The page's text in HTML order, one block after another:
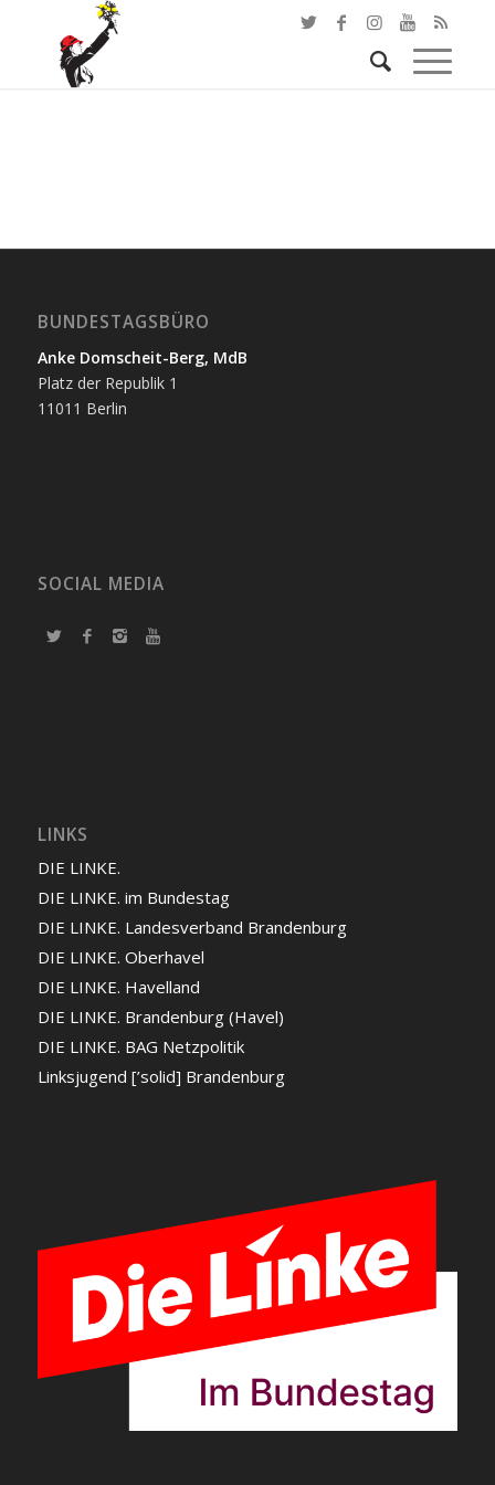
BUNDESTAGSBÜRO
Anke Domscheit-Berg, MdB
Platz der Republik 1
11011 Berlin
SOCIAL MEDIA
LINKS
DIE LINKE.
DIE LINKE. im Bundestag
DIE LINKE. Landesverband Brandenburg
DIE LINKE. Oberhavel
DIE LINKE. Havelland
DIE LINKE. Brandenburg (Havel)
DIE LINKE. BAG Netzpolitik
Linksjugend [’solid] Brandenburg